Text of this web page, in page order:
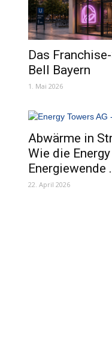
Das
Bell Bayern
1. Mai 2026
Abwärme in
Wie die
Energiewende
22. April 2026